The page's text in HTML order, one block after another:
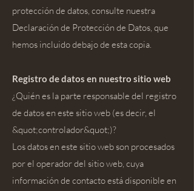
protección de datos, consulte nuestra
Declaración de Protección de Datos, que
hemos incluido debajo de esta copia.
Registro de datos en nuestro sitio web
¿Quién es la parte responsable del registro
de datos en este sitio web (es decir, el
&quot;controlador&quot;)?
Los datos en este sitio web son procesados
por el operador del sitio web, cuya
información de contacto está disponible en